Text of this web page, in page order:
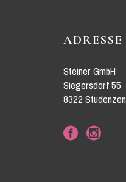
ADRESSE
Steiner GmbH
Siegersdorf 55
8322 Studenzen